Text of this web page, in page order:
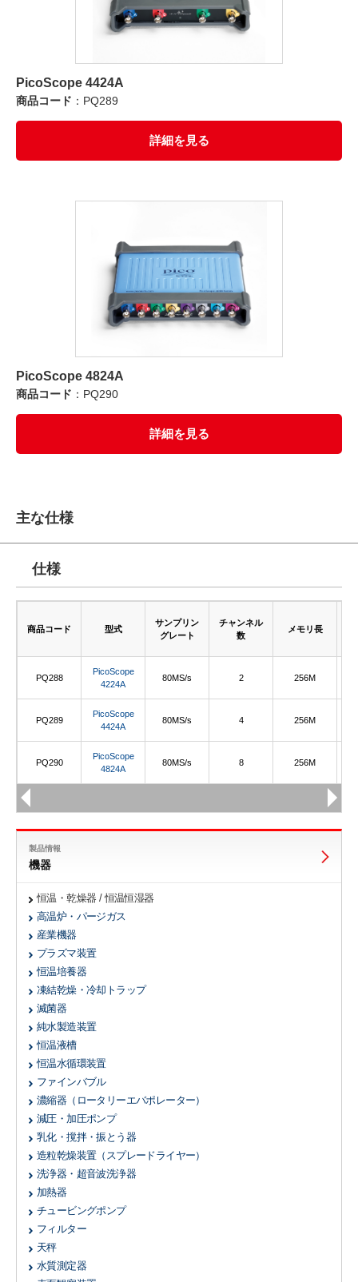
PicoScope 4424A
商品コード ：PQ289
詳細を見る
PicoScope 4824A
商品コード ：PQ290
詳細を見る
主な仕様
仕様
商品コード 型式
サンプリン
グレート
チャンネル
数
メモリ長
PQ288
PicoScope
4224A
80MS/s 2 256M
PQ289
PicoScope
4424A
80MS/s 4 256M
PQ290
PicoScope
4824A
80MS/s 8 256M
製品情報
機器
恒温・乾燥器 / 恒温恒湿器
高温炉・パージガス
産業機器
プラズマ装置
恒温培養器
凍結乾燥・冷却トラップ
滅菌器
純水製造装置
恒温液槽
恒温水循環装置
ファインバブル
濃縮器（ロータリーエバポレーター）
減圧・加圧ポンプ
乳化・撹拌・振とう器
造粒乾燥装置（スプレードライヤー）
洗浄器・超音波洗浄器
加熱器
チュービングポンプ
フィルター
天秤
水質測定器